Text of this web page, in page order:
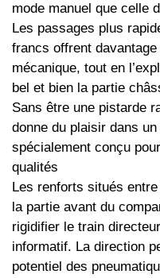
mode manuel que celle
Les passages plus
francs offrent
mécanique, tout en
bel et bien la partie
Sans être une pistarde
donne du plaisir dans
spécialement conçu
qualités
Les renforts situés
la partie avant du
rigidifier le train
informatif. La direction
potentiel des